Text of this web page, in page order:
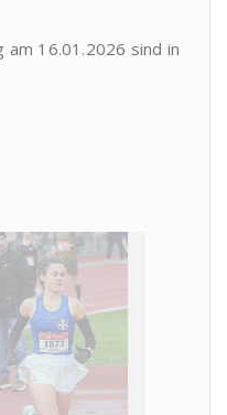
16.01.2026 sind in